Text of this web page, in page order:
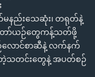
နည်းသေဆုံး၊ တရုတ်နဲ့
တော်ယဉ်တွေကန့်သတ်ဖို့
ဉ်လောင်စာဆီနဲ့ လက်နက်
တဲ့သတင်းတွေနဲ့ အပတ်စဉ်